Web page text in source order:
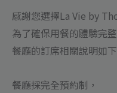
感謝您選擇La Vie by
為了確保用餐的體驗完
餐廳的訂席相關說明如下
餐廳採完全預約制，
量